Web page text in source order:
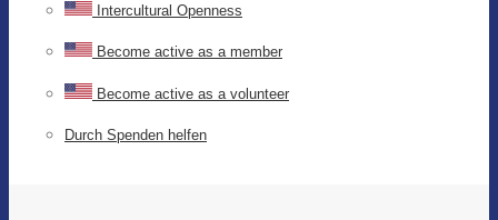
Intercultural Openness
Become active as a member
Become active as a volunteer
Durch Spenden helfen